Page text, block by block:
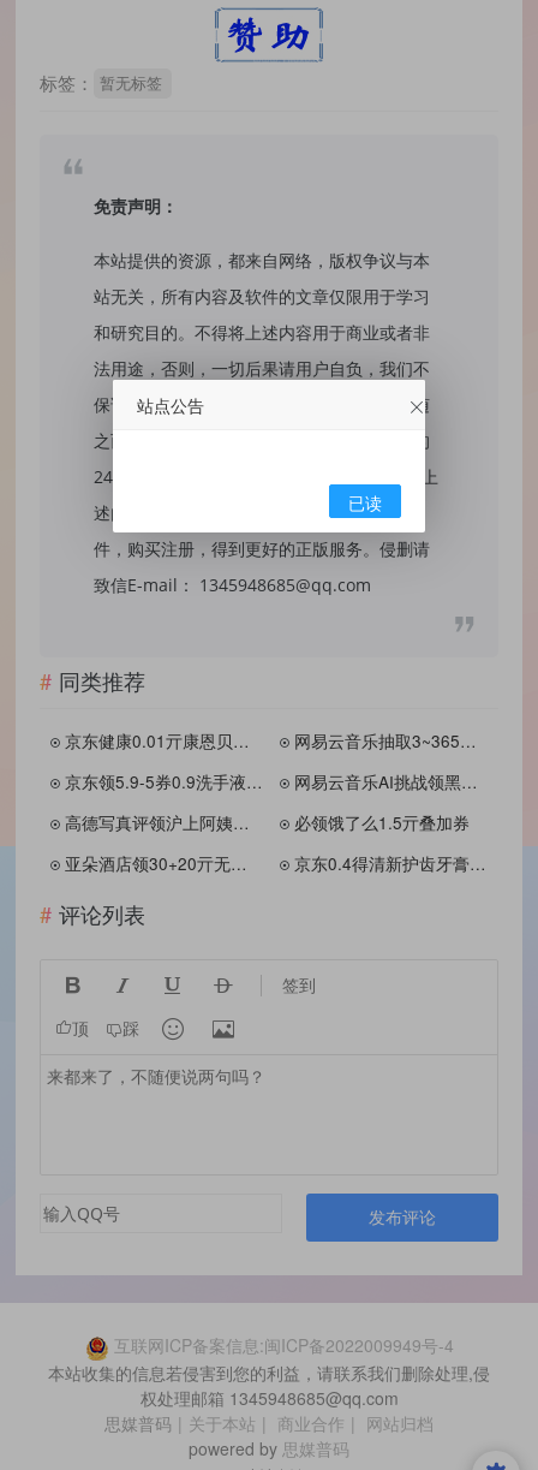
标签： 暂无标签
免责声明：
本站提供的资源，都来自网络，版权争议与本
站无关，所有内容及软件的文章仅限用于学习
和研究目的。不得将上述内容用于商业或者非
法用途，否则，一切后果请用户自负，我们不
保证内容的长久可用性，通过使用本站内容随
之而来的风险与本站无关，您必须在下载后的
24个小时之内，从您的电脑/手机中彻底删除上
述内容。如果您喜欢该程序，请支持正版软
件，购买注册，得到更好的正版服务。侵删请
致信E-mail： 1345948685@qq.com
同类推荐
京东健康0.01亓康恩贝泡腾片
网易云音乐抽取3~365天会员
京东领5.9-5券0.9洗手液/衣架/乳霜纸
网易云音乐AI挑战领黑胶会员
高德写真评领沪上阿姨免单券
必领饿了么1.5亓叠加券
亚朵酒店领30+20亓无门槛券
京东0.4得清新护齿牙膏110g
评论列表
    签到
顶 踩  
发布评论
互联网ICP备案信息:闽ICP备2022009949号-4
本站收集的信息若侵害到您的利益，请联系我们删除处理,侵
权处理邮箱 1345948685@qq.com
思媒普码 | 关于本站 | 商业合作 | 网站归档
powered by 思媒普码
站点公告
已读